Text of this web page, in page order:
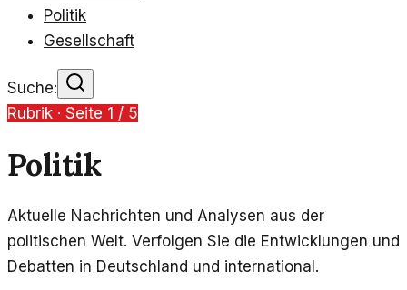
Politik
Gesellschaft
Suche:
Rubrik · Seite 1 / 5
Politik
Aktuelle Nachrichten und Analysen aus der
politischen Welt. Verfolgen Sie die Entwicklungen und
Debatten in Deutschland und international.